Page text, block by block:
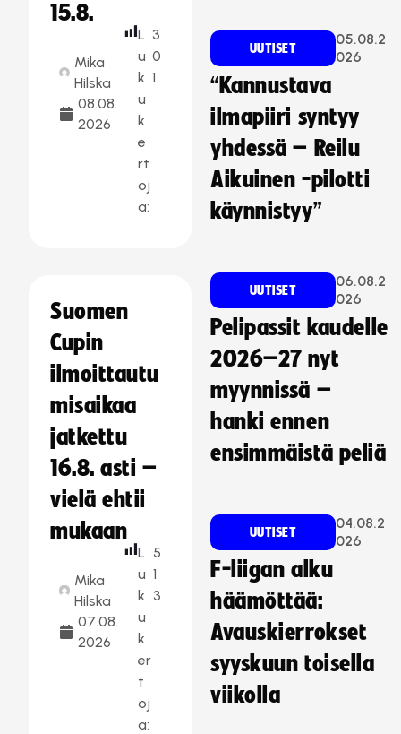
15.8.
Mika
Hilska
08.08.
2026
L
u
k
u
k
e
rt
oj
a:
3
0
1
Suomen
Cupin
ilmoittautu
misaikaa
jatkettu
16.8. asti –
vielä ehtii
mukaan
Mika
Hilska
07.08.
2026
L
u
k
u
k
er
t
oj
a:
5
1
3
UUTISET
05.08.2
026
“Kannustava
ilmapiiri syntyy
yhdessä – Reilu
Aikuinen -pilotti
käynnistyy”
UUTISET
06.08.2
026
Pelipassit kaudelle
2026–27 nyt
myynnissä –
hanki ennen
ensimmäistä peliä
UUTISET
04.08.2
026
F-liigan alku
häämöttää:
Avauskierrokset
syyskuun toisella
viikolla